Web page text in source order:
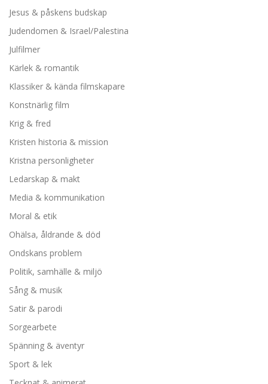
Jesus & påskens budskap
Judendomen & Israel/Palestina
Julfilmer
Kärlek & romantik
Klassiker & kända filmskapare
Konstnärlig film
Krig & fred
Kristen historia & mission
Kristna personligheter
Ledarskap & makt
Media & kommunikation
Moral & etik
Ohälsa, åldrande & död
Ondskans problem
Politik, samhälle & miljö
Sång & musik
Satir & parodi
Sorgearbete
Spänning & äventyr
Sport & lek